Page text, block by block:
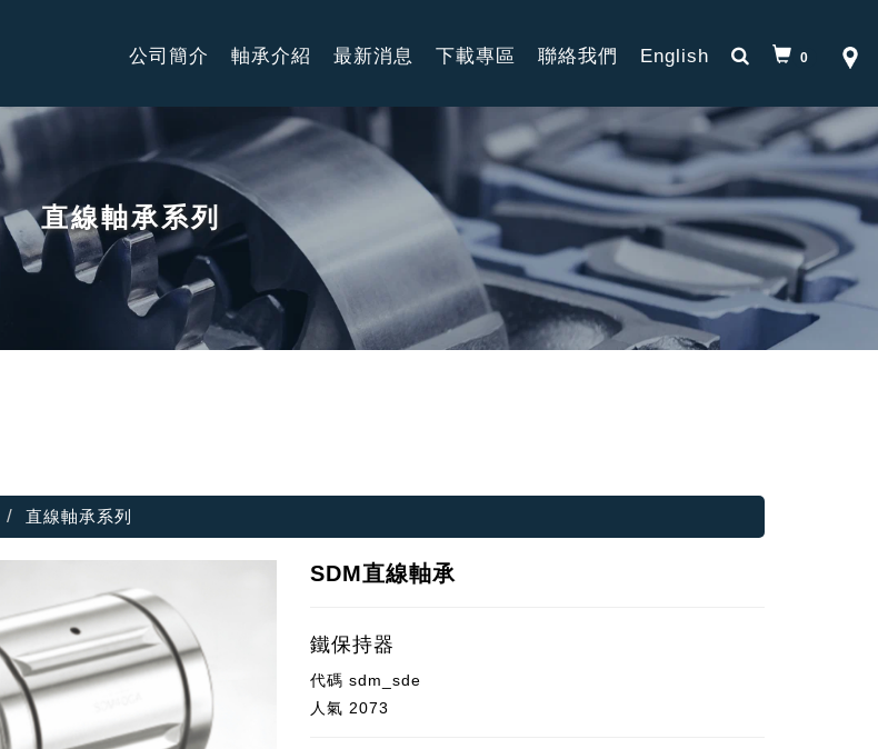
公司簡介 軸承介紹 最新消息 下載專區 聯絡我們 English 0
直線軸承系列
直線軸承系列
SDM直線軸承
鐵保持器
代碼sdm_sde
人氣 2073